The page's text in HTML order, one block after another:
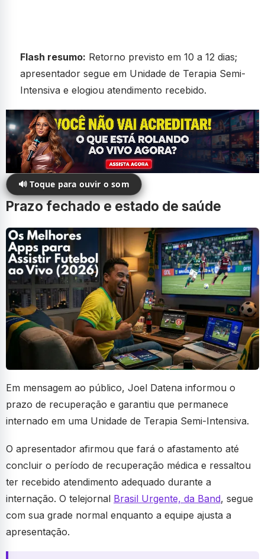
Flash resumo: Retorno previsto em 10 a 12 dias;
apresentador segue em Unidade de Terapia Semi-
Intensiva e elogiou atendimento recebido.
🔊 Toque para ouvir o som
Prazo fechado e estado de saúde
Em mensagem ao público, Joel Datena informou o
prazo de recuperação e garantiu que permanece
internado em uma Unidade de Terapia Semi-Intensiva.
O apresentador afirmou que fará o afastamento até
concluir o período de recuperação médica e ressaltou
ter recebido atendimento adequado durante a
internação. O telejornal Brasil Urgente, da Band, segue
com sua grade normal enquanto a equipe ajusta a
apresentação.